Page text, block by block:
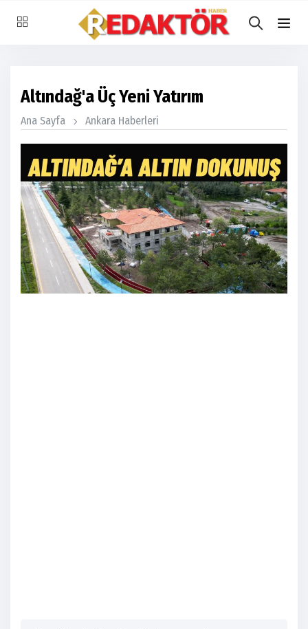
Altındağ'a Üç Yeni Yatırım
Ana Sayfa Ankara Haberleri